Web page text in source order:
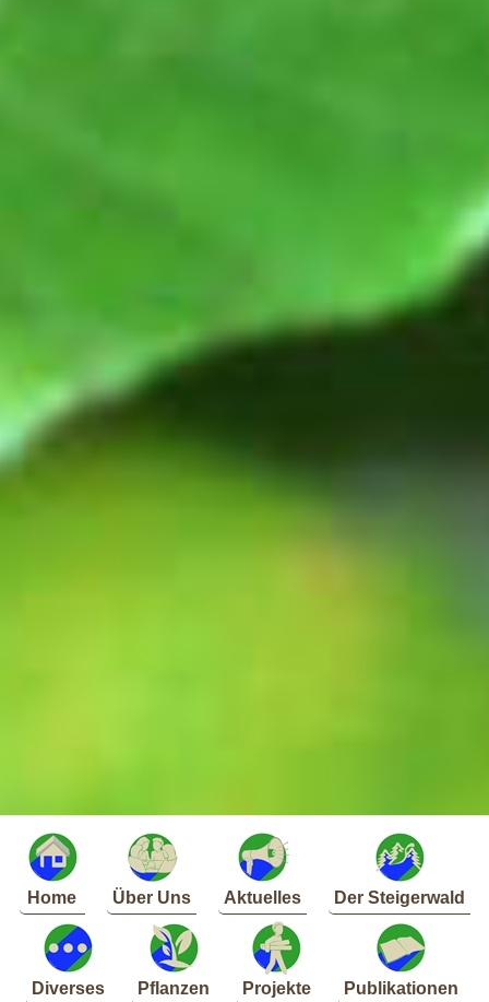
Home Über Uns Aktuelles Der Steigerwald
Diverses Pflanzen Projekte Publikationen